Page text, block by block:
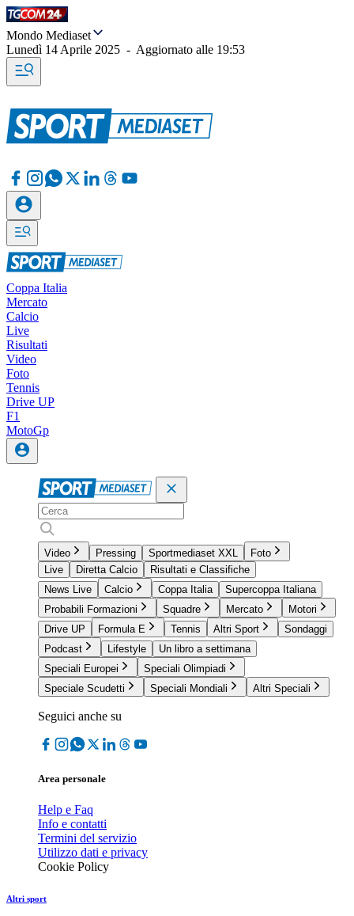
Mondo Mediaset
Lunedì 14 Aprile 2025 - Aggiornato alle 19:53
Coppa Italia
Mercato
Calcio
Live
Risultati
Video
Foto
Tennis
Drive UP
F1
MotoGp
Video Pressing Sportmediaset XXL
Foto
Live
Diretta Calcio
Risultati e Classifiche
News Live
Calcio Coppa Italia
Supercoppa Italiana
Probabili Formazioni
Squadre Mercato
Motori
Drive UP
Formula E Tennis Altri Sport
Sondaggi
Podcast
Lifestyle
Un libro a settimana
Speciali Europei
Speciali Olimpiadi
Speciale Scudetti
Speciali Mondiali Altri Speciali
Seguici anche su
Area personale
Help e Faq
Info e contatti
Termini del servizio
Utilizzo dati e privacy
Cookie Policy
Altri sport